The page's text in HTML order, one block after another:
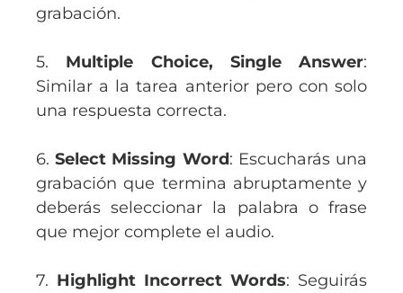
grabación.
5. Multiple Choice, Single Answer:
Similar a la tarea anterior pero con solo
una respuesta correcta.
6.Select Missing Word: Escucharás una
grabación que termina abruptamente y
deberás seleccionar la palabra o frase
que mejor complete el audio.
7. Highlight Incorrect Words: Seguirás